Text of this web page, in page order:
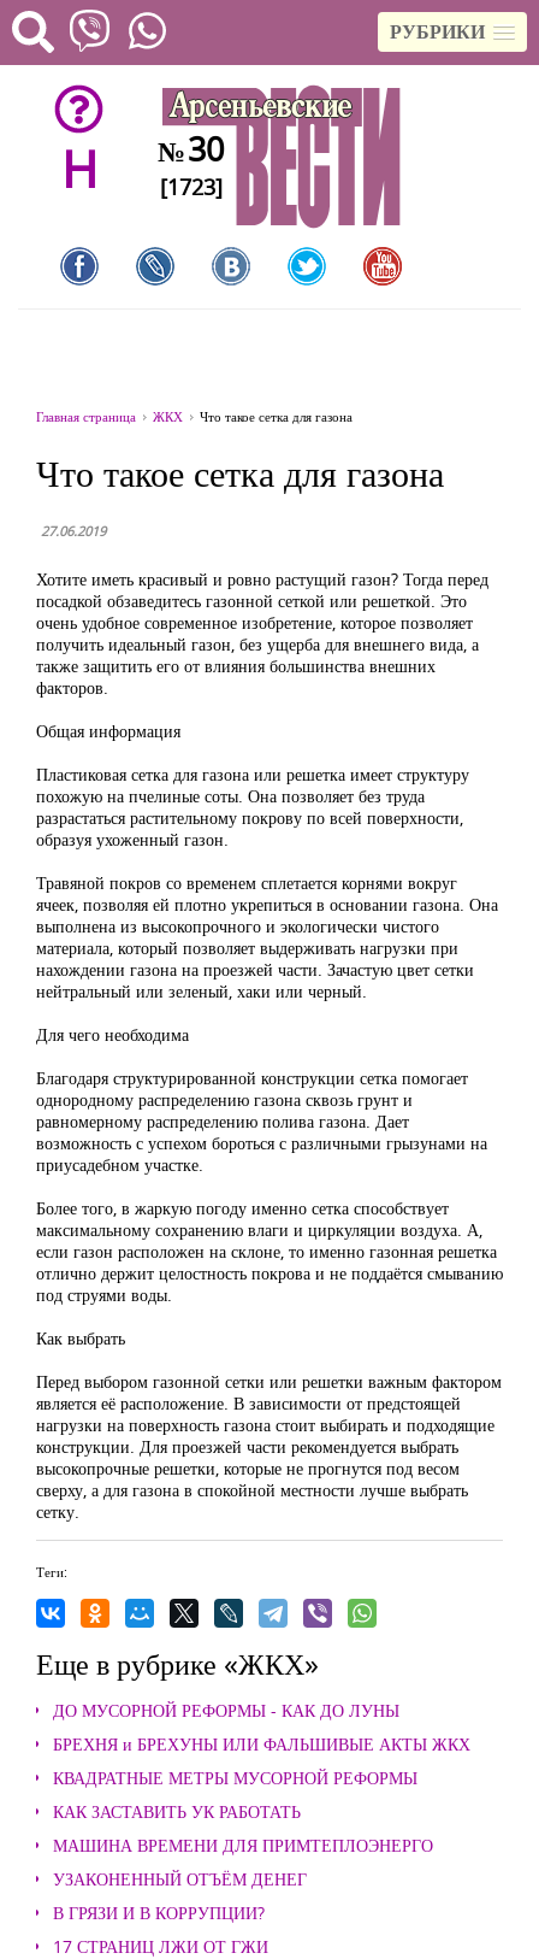
РУБРИКИ
H №30
[1723]
Главная страница ЖКХ Что такое сетка для газона
Что такое сетка для газона
27.06.2019
Хотите иметь красивый и ровно растущий газон? Тогда перед
посадкой обзаведитесь газонной сеткой или решеткой. Это
очень удобное современное изобретение, которое позволяет
получить идеальный газон, без ущерба для внешнего вида, а
также защитить его от влияния большинства внешних
факторов.
Общая информация
Пластиковая сетка для газона или решетка имеет структуру
похожую на пчелиные соты. Она позволяет без труда
разрастаться растительному покрову по всей поверхности,
образуя ухоженный газон.
Травяной покров со временем сплетается корнями вокруг
ячеек, позволяя ей плотно укрепиться в основании газона. Она
выполнена из высокопрочного и экологически чистого
материала, который позволяет выдерживать нагрузки при
нахождении газона на проезжей части. Зачастую цвет сетки
нейтральный или зеленый, хаки или черный.
Для чего необходима
Благодаря структурированной конструкции сетка помогает
однородному распределению газона сквозь грунт и
равномерному распределению полива газона. Дает
возможность с успехом бороться с различными грызунами на
приусадебном участке.
Более того, в жаркую погоду именно сетка способствует
максимальному сохранению влаги и циркуляции воздуха. А,
если газон расположен на склоне, то именно газонная решетка
отлично держит целостность покрова и не поддаётся смыванию
под струями воды.
Как выбрать
Перед выбором газонной сетки или решетки важным фактором
является её расположение. В зависимости от предстоящей
нагрузки на поверхность газона стоит выбирать и подходящие
конструкции. Для проезжей части рекомендуется выбрать
высокопрочные решетки, которые не прогнутся под весом
сверху, а для газона в спокойной местности лучше выбрать
сетку.
Теги:
Еще в рубрике «ЖКХ»
ДО МУСОРНОЙ РЕФОРМЫ - КАК ДО ЛУНЫ
БРЕХНЯ и БРЕХУНЫ ИЛИ ФАЛЬШИВЫЕ АКТЫ ЖКХ
КВАДРАТНЫЕ МЕТРЫ МУСОРНОЙ РЕФОРМЫ
КАК ЗАСТАВИТЬ УК РАБОТАТЬ
МАШИНА ВРЕМЕНИ ДЛЯ ПРИМТЕПЛОЭНЕРГО
УЗАКОНЕННЫЙ ОТЪЁМ ДЕНЕГ
В ГРЯЗИ И В КОРРУПЦИИ?
17 СТРАНИЦ ЛЖИ ОТ ГЖИ